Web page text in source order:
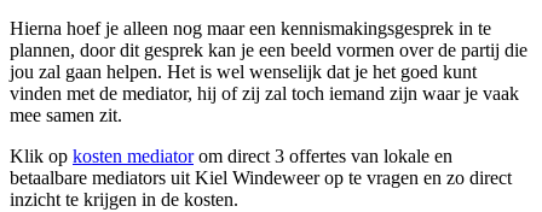
Hierna hoef je alleen nog maar een kennismakingsgesprek in te
plannen, door dit gesprek kan je een beeld vormen over de partij die
jou zal gaan helpen. Het is wel wenselijk dat je het goed kunt
vinden met de mediator, hij of zij zal toch iemand zijn waar je vaak
mee samen zit.
Klik op kosten mediatorom direct 3 offertes van lokale en
betaalbare mediators uit Kiel Windeweer op te vragen en zo direct
inzicht te krijgen in de kosten.